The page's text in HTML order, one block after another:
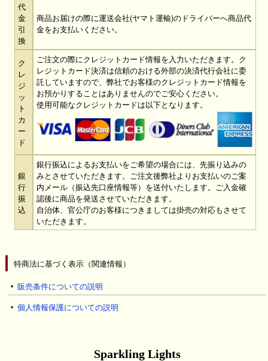
代
金
引
換
商品お届けの際に運送会社(ヤマト運輸)のドライバーへ商品代
金をお支払いください。
ク
レ
ジ
ッ
ト
カ
ー
ド
ご注文の際にクレジットカード情報を入力いただきます。ク
レジットカード決済は信頼のおける外部の決済代行会社に委
託していますので、弊社でお客様のクレジットカード情報を
お預かりすることはありませんのでご安心ください。
使用可能なクレジットカードは以下となります。
銀
行
振
込
銀行振込によるお支払いをご希望の場合には、先振り込みの
みとさせていただきます。ご注文後弊社よりお支払いのご案
内メール（振込先口座情報等）を送付いたします。ご入金確
認後に商品を発送させていただきます。
自治体、官公庁のお客様につきましては掛売の対応もさせて
いただきます。
特商法に基づく表示（関連情報）
販売条件についての説明
個人情報保護についての説明
Sparkling Lights